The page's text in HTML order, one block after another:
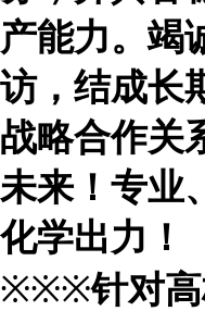
产能力。竭
访，结成长
战略合作关
未来！专业
化学出力！
※※※针对